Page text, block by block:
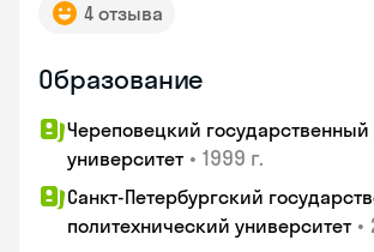
4 отзыва
Образование
Череповецкий государственный
университет • 1999 г.
Санкт-Петербургский
политехнический университет •